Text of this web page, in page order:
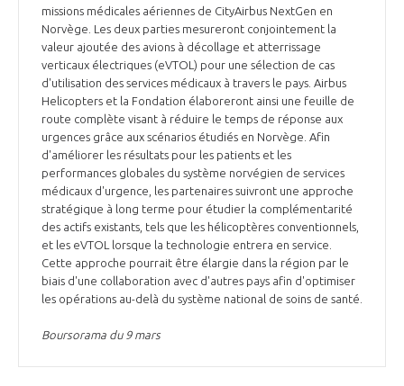
missions médicales aériennes de CityAirbus NextGen en
Norvège. Les deux parties mesureront conjointement la
valeur ajoutée des avions à décollage et atterrissage
verticaux électriques (eVTOL) pour une sélection de cas
d'utilisation des services médicaux à travers le pays. Airbus
Helicopters et la Fondation élaboreront ainsi une feuille de
route complète visant à réduire le temps de réponse aux
urgences grâce aux scénarios étudiés en Norvège. Afin
d'améliorer les résultats pour les patients et les
performances globales du système norvégien de services
médicaux d'urgence, les partenaires suivront une approche
stratégique à long terme pour étudier la complémentarité
des actifs existants, tels que les hélicoptères conventionnels,
et les eVTOL lorsque la technologie entrera en service.
Cette approche pourrait être élargie dans la région par le
biais d'une collaboration avec d'autres pays afin d'optimiser
les opérations au-delà du système national de soins de santé.
Boursorama du 9 mars